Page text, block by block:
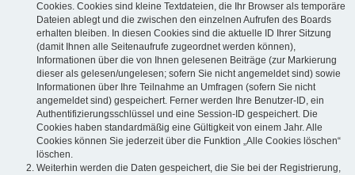
Cookies. Cookies sind kleine Textdateien, die Ihr Browser als temporäre
Dateien ablegt und die zwischen den einzelnen Aufrufen des Boards
erhalten bleiben. In diesen Cookies sind die aktuelle ID Ihrer Sitzung
(damit Ihnen alle Seitenaufrufe zugeordnet werden können),
Informationen über die von Ihnen gelesenen Beiträge (zur Markierung
dieser als gelesen/ungelesen; sofern Sie nicht angemeldet sind) sowie
Informationen über Ihre Teilnahme an Umfragen (sofern Sie nicht
angemeldet sind) gespeichert. Ferner werden Ihre Benutzer-ID, ein
Authentifizierungsschlüssel und eine Session-ID gespeichert. Die
Cookies haben standardmäßig eine Gültigkeit von einem Jahr. Alle
Cookies können Sie jederzeit über die Funktion „Alle Cookies löschen“
löschen.
Weiterhin werden die Daten gespeichert, die Sie bei der Registrierung,